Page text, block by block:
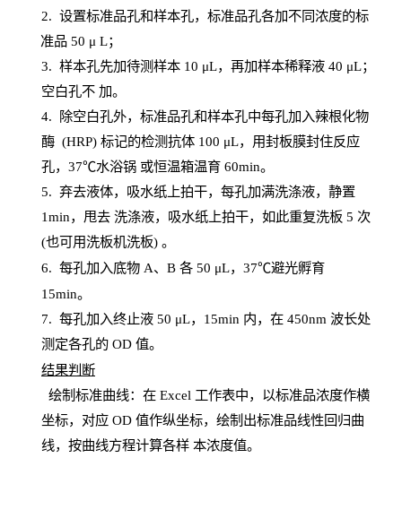
2. 设置标准品孔和样本孔，标准品孔各加不同浓度的标
准品 50 μ L；
3. 样本孔先加待测样本 10 μL，再加样本稀释液 40 μL；
空白孔不 加。
4.
除空白孔外，标准品孔和样本孔中每孔加入辣根化物
酶 (HRP) 标记的检测抗体 100 μL，用封板膜封住反应
孔， 37℃水浴锅 或恒温箱温育60min。
5. 弃去液体，吸水纸上拍干，每孔加满洗涤液，静置
1min，甩去 洗涤液，吸水纸上拍干，如此重复洗板 5 次
(也可用洗板机洗板) 。
6. 每孔加入底物A、B 各 50 μL，37℃避光孵育
15min。
7. 每孔加入终止液 50 μL， 15min 内，在450nm 波长处
测定各孔的 OD 值。
结果判断
绘制标准曲线：在 Excel 工作表中，以标准品浓度作横
坐标，对应OD 值作纵坐标，绘制出标准品线性回归曲
线，按曲线方程计算各样 本浓度值。